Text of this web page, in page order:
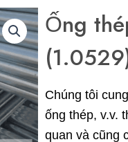
Ống
Chúng tôi
ống thép, v.v.
quan và cũng